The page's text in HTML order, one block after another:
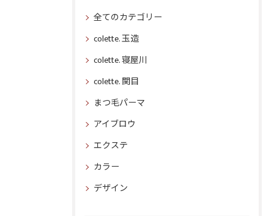
全てのカテゴリー
colette. 玉造
colette. 寝屋川
colette. 関目
まつ毛パーマ
アイブロウ
エクステ
カラー
デザイン